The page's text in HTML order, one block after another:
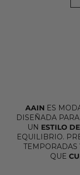
AAIN ES
DISEÑADA
UN ESTILO
EQUILIBRIO.
TEMPORADAS
QUE